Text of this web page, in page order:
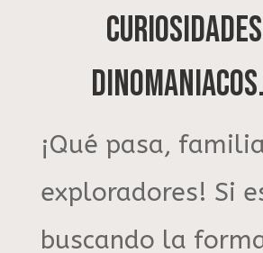
¡Qué pasa,
exploradores! Si
buscando la